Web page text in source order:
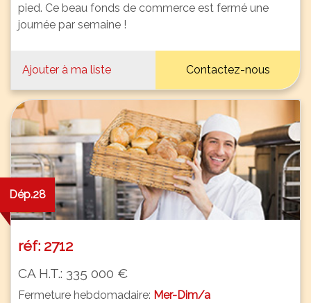
pied. Ce beau fonds de commerce est fermé une
journée par semaine !
Ajouter à ma liste Contactez-nous
Dép.28
réf: 2712
CA H.T.: 335 000 €
Fermeture hebdomadaire: Mer-Dim/a